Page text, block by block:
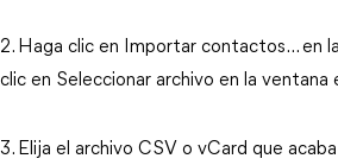
2. Haga clic en Importar contactos... en
clic en Seleccionar archivo en la ventana
3. Elija el archivo CSV o vCard que